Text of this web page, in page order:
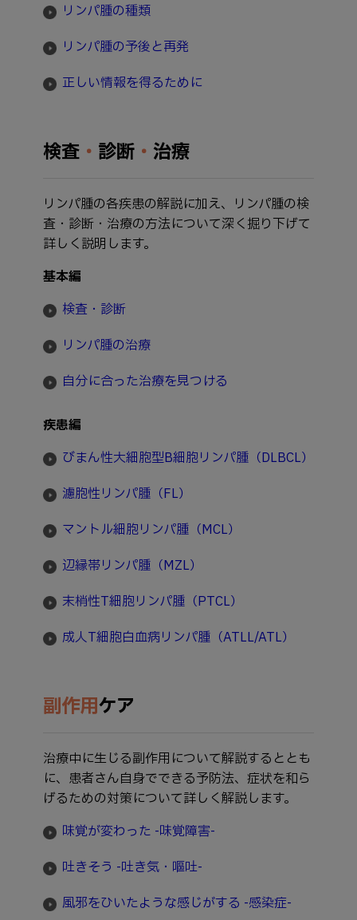
リンパ腫の種類
リンパ腫の予後と再発
正しい情報を得るために
検査 ・ 診断 ・ 治療
リンパ腫の各疾患の解説に加え、リンパ腫の検
査・診断・治療の方法について深く掘り下げて
詳しく説明します。
基本編
検査・診断
リンパ腫の治療
自分に合った治療を見つける
疾患編
びまん性大細胞型B細胞リンパ腫（DLBCL）
濾胞性リンパ腫（FL）
マントル細胞リンパ腫（MCL）
辺縁帯リンパ腫（MZL）
末梢性T細胞リンパ腫（PTCL）
成人T細胞白血病リンパ腫（ATLL/ATL）
副作用ケア
治療中に生じる副作用について解説するととも
に、患者さん自身でできる予防法、症状を和ら
げるための対策について詳しく解説します。
味覚が変わった -味覚障害-
吐きそう -吐き気・嘔吐-
風邪をひいたような感じがする -感染症-